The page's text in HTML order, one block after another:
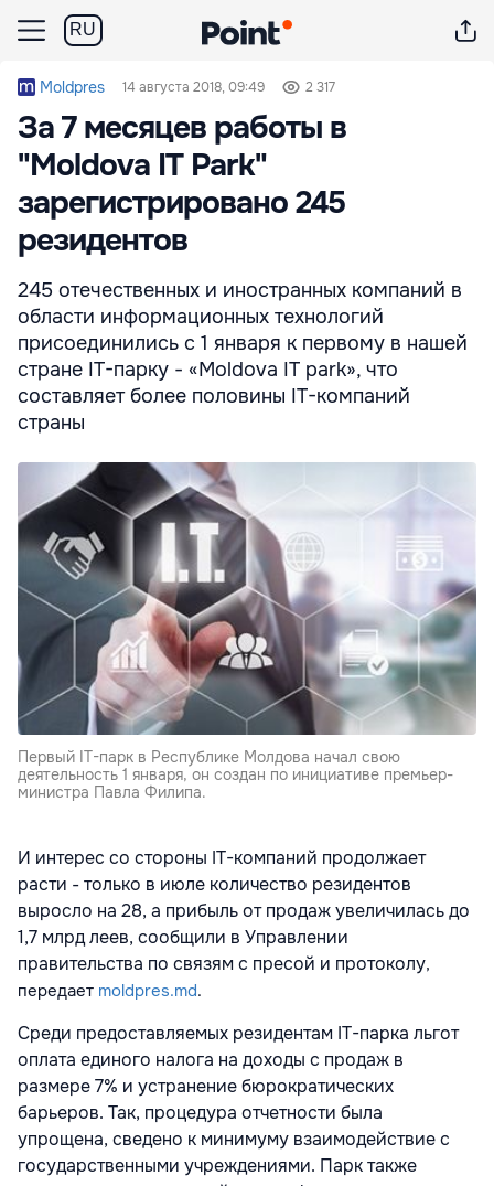
RU
Moldpres 14 августа 2018, 09:49 2 317
За 7 месяцев работы в
"Moldova IT Park"
зарегистрировано 245
резидентов
245 отечественных и иностранных компаний в
области информационных технологий
присоединились с 1 января к первому в нашей
стране IT-парку - «Moldova IT park», что
составляет более половины IT-компаний
страны
Первый IT-парк в Республике Молдова начал свою
деятельность 1 января, он создан по инициативе премьер-
министра Павла Филипа.
И интерес со стороны IT-компаний продолжает
расти - только в июле количество резидентов
выросло на 28, а прибыль от продаж увеличилась до
1,7 млрд леев, сообщили в Управлении
правительства по связям с пресой и протоколу,
передает moldpres.md.
Среди предоставляемых резидентам IT-парка льгот
оплата единого налога на доходы с продаж в
размере 7% и устранение бюрократических
барьеров. Так, процедура отчетности была
упрощена, сведено к минимуму взаимодействие с
государственными учреждениями. Парк также